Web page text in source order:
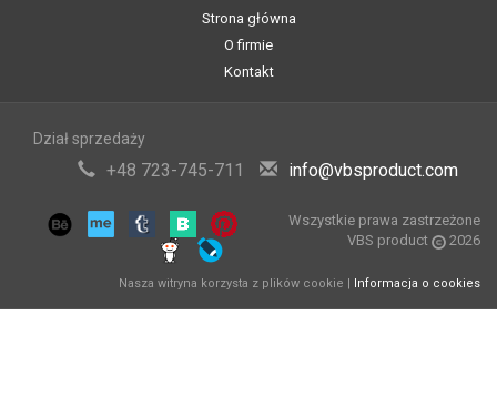
Strona główna
O firmie
Kontakt
Dział sprzedaży
+48 723-745-711 info@vbsproduct.com
Wszystkie prawa zastrzeżone
VBS product
2026
Nasza witryna korzysta z plików cookie | Informacja o cookies